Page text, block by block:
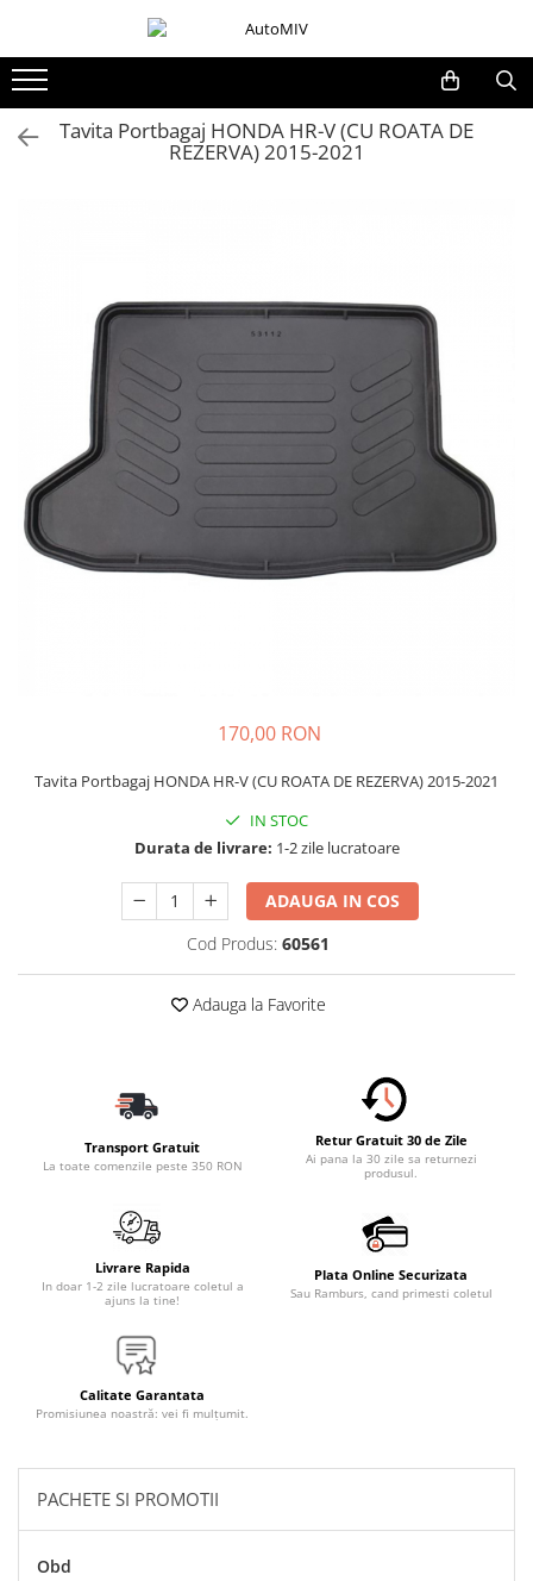
Oferta Saptamanii
Seturi Butoane
Butoane Blocare/Deblocare
Buton Frana
Buton Clapeta Rezervor
Buton Portbagaj
Alte Butoane/Comutatoare
Butoane Semnalizare
Schimbatoare Viteze
Inchidere Centralizata
Huse Scaune Auto
Tavite Portbagaj Dedicate
Covorase Auto/ Presuri Auto
Seturi Interior
Accesorii Siguranta Auto
Incarcatoare Auto
Accesorii pentru Roti si Anvelope
Organizatoare Auto
Iluminat Auto
Proiectoare
Becuri Auto
Piese Auto
Piese Caroserie
Amortizoare Capota
Tavita Portbagaj HONDA HR-V (CU ROATA DE
REZERVA) 2015-2021
170,00 RON
Tavita Portbagaj HONDA HR-V (CU ROATA DE REZERVA) 2015-2021
IN STOC
Durata de livrare: 1-2 zile lucratoare
ADAUGA IN COS
Cod Produs: 60561
Adauga la Favorite
Transport Gratuit
La toate comenzile peste 350 RON
Retur Gratuit 30 de Zile
Ai pana la 30 zile sa returnezi
produsul.
Livrare Rapida
In doar 1-2 zile lucratoare coletul a
ajuns la tine!
Plata Online Securizata
Sau Ramburs, cand primesti coletul
Calitate Garantata
Promisiunea noastră: vei fi mulțumit.
PACHETE SI PROMOTII
Obd